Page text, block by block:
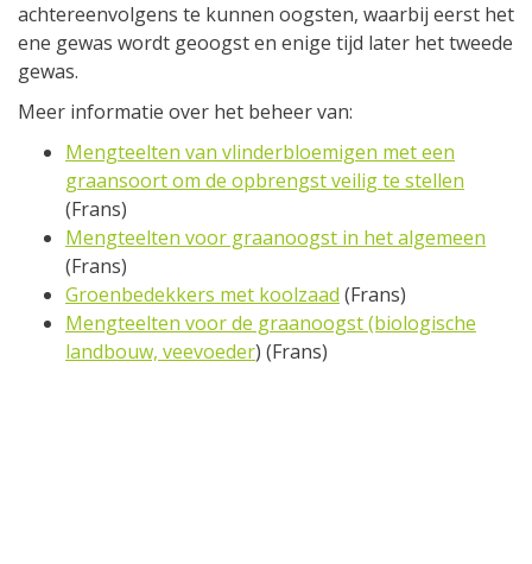
achtereenvolgens te kunnen oogsten, waarbij eerst het
ene gewas wordt geoogst en enige tijd later het tweede
gewas.
Meer informatie over het beheer van:
Mengteelten van vlinderbloemigen met een
graansoort om de opbrengst veilig te stellen
(Frans)
Mengteelten voor graanoogst in het algemeen
(Frans)
Groenbedekkers met koolzaad (Frans)
Mengteelten voor de graanoogst (biologische
landbouw, veevoeder) (Frans)